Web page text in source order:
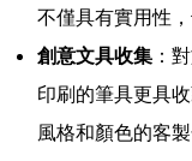
不僅具有實用性
創意文具收集 ：
印刷的筆具更具
風格和顏色的客